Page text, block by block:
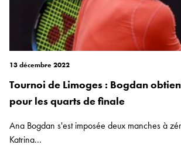
13 décembre 2022
Tournoi de Limoges : Bogdan
pour les quarts de finale
Ana Bogdan s'est imposée deux manches à
Katrina...